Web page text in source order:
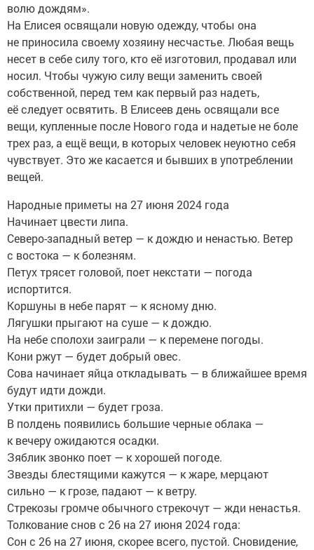
волю дождям».
На Елисея освящали новую одежду, чтобы она
не приносила своему хозяину несчастье. Любая вещь
несет в себе силу того, кто её изготовил, продавал или
носил. Чтобы чужую силу вещи заменить своей
собственной, перед тем как первый раз надеть,
её следует освятить. В Елисеев день освящали все
вещи, купленные после Нового года и надетые не боле
трех раз, а ещё вещи, в которых человек неуютно себя
чувствует. Это же касается и бывших в употреблении
вещей.
Народные приметы на 27 июня 2024 года
Начинает цвести липа.
Северо-западный ветер — к дождю и ненастью. Ветер
с востока — к болезням.
Петух трясет головой, поет некстати — погода
испортится.
Коршуны в небе парят — к ясному дню.
Лягушки прыгают на суше — к дождю.
На небе сполохи заиграли — к перемене погоды.
Кони ржут — будет добрый овес.
Сова начинает яйца откладывать — в ближайшее время
будут идти дожди.
Утки притихли — будет гроза.
В полдень появились большие черные облака —
к вечеру ожидаются осадки.
Зяблик звонко поет — к хорошей погоде.
Звезды блестящими кажутся — к жаре, мерцают
сильно — к грозе, падают — к ветру.
Стрекозы громче обычного стрекочут — жди ненастья.
Толкование снов с 26 на 27 июня 2024 года:
Сон с 26 на 27 июня, скорее всего, пустой. Сновидение,